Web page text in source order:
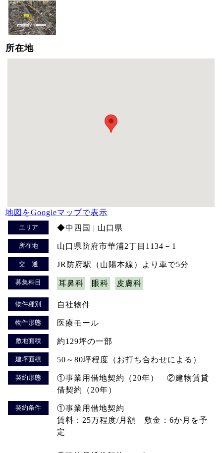
所在地
地図をGoogleマップで表示
エリア ◆中四国 | 山口県
所在地 山口県防府市華浦2丁目1134－1
交 通 JR防府駅（山陽本線）より車で5分
募集科目 耳鼻科 眼科 皮膚科
物件種別 自社物件
物件形態 医療モール
敷地面積 約129坪の一部
建坪面積 50～80坪程度（お打ち合わせによる）
契約形態
①事業用借地契約（20年） ②建物賃貸
借契約（20年）
契約条件
①事業用借地契約
賃料：25万程度/月額 敷金：6か月を予
定